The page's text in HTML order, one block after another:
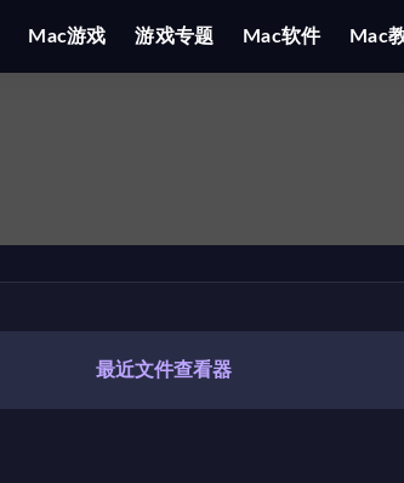
Mac游戏 游戏专题 Mac软件 Mac
最近文件查看器